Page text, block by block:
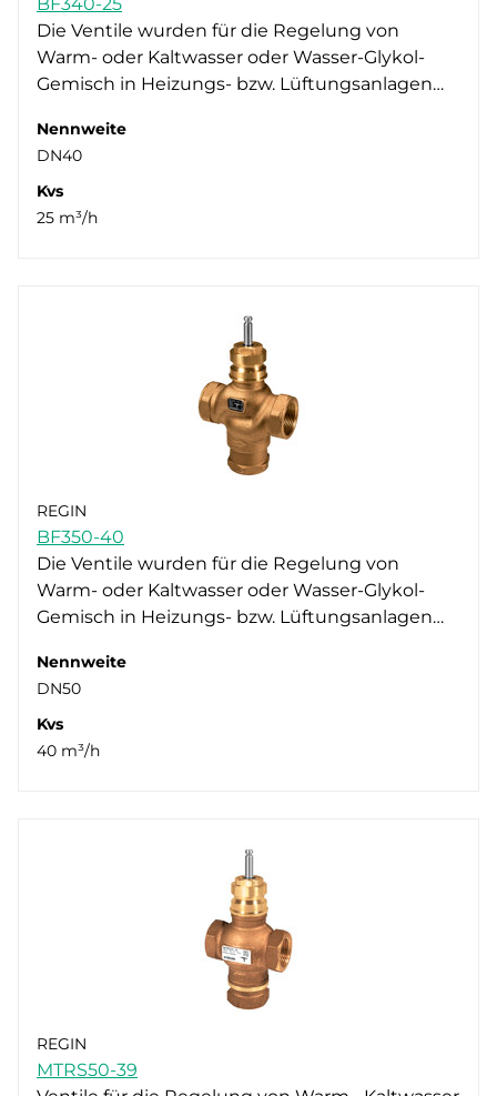
DN25 (6)
DN32 (6)
DN40 (7)
DN50 (6)
Die Ventile wurden für die Regelung von
Warm- oder Kaltwasser oder Wasser-Glykol-
Gemisch in Heizungs- bzw. Lüftungsanlagen…
Nennweite
DN40
Kvs
25 m³/h
REGIN
BF350-40
Die Ventile wurden für die Regelung von
Warm- oder Kaltwasser oder Wasser-Glykol-
Gemisch in Heizungs- bzw. Lüftungsanlagen…
Nennweite
DN50
Kvs
40 m³/h
REGIN
MTRS50-39